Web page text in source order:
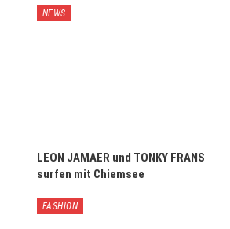
NEWS
LEON JAMAER und TONKY FRANS
surfen mit Chiemsee
FASHION